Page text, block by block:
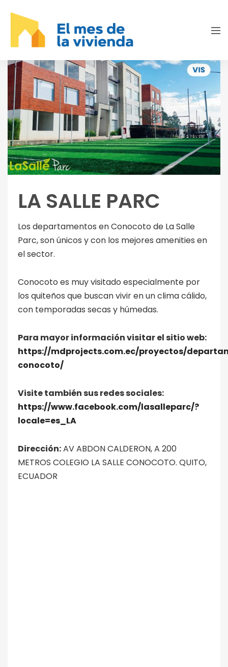
LA SALLE PARC
Los departamentos en Conocoto de La Salle
Parc, son únicos y con los mejores amenities en
el sector.
Conocoto es muy visitado especialmente por
los quiteños que buscan vivir en un clima cálido,
con temporadas secas y húmedas.
Para mayor información visitar el sitio web:
https://mdprojects.com.ec/proyectos/
conocoto/
Visite también sus redes sociales:
https://www.facebook.com/lasalleparc/?
locale=es_LA
Dirección:AV ABDON CALDERON, A 200
METROS COLEGIO LA SALLE CONOCOTO. QUITO,
ECUADOR